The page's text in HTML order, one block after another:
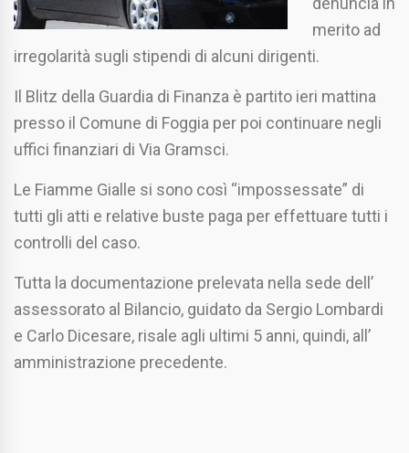
merito ad
irregolarità sugli stipendi di alcuni dirigenti.
Il Blitz della Guardia di Finanza è partito ieri mattina
presso il Comune di Foggia per poi continuare negli
uffici finanziari di Via Gramsci.
Le Fiamme Gialle si sono così “impossessate” di
tutti gli atti e relative buste paga per effettuare tutti i
controlli del caso.
Tutta la documentazione prelevata nella sede dell’
assessorato al Bilancio, guidato da Sergio Lombardi
e Carlo Dicesare, risale agli ultimi 5 anni, quindi, all’
amministrazione precedente.